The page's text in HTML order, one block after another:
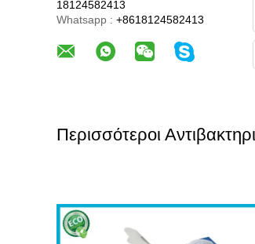
18124582413
Whatsapp : +8618124582413
Περισσότεροι